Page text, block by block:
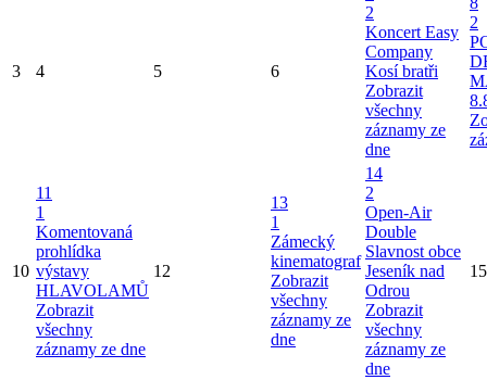
3 4 5 6
2
Koncert Easy
Company
Kosí bratři
Zobrazit
všechny
záznamy ze
dne
2
10
11
1
Komentovaná
prohlídka
výstavy
HLAVOLAMŮ
Zobrazit
všechny
záznamy ze dne
12
13
1
Zámecký
kinematograf
Zobrazit
všechny
záznamy ze
dne
14
2
Open-Air
Double
Slavnost obce
Jeseník nad
Odrou
Zobrazit
všechny
záznamy ze
dne
15